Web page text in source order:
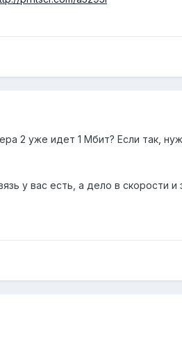
2 уже идет 1 Мбит? Если так,
у вас есть, а дело в скорости и